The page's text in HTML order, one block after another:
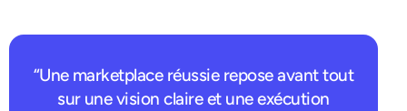
“Une marketplace réussie repose avant tout
sur une vision claire et une exécution